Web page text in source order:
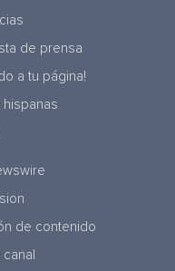
de prensa
a tu página!
hispanas
de contenido